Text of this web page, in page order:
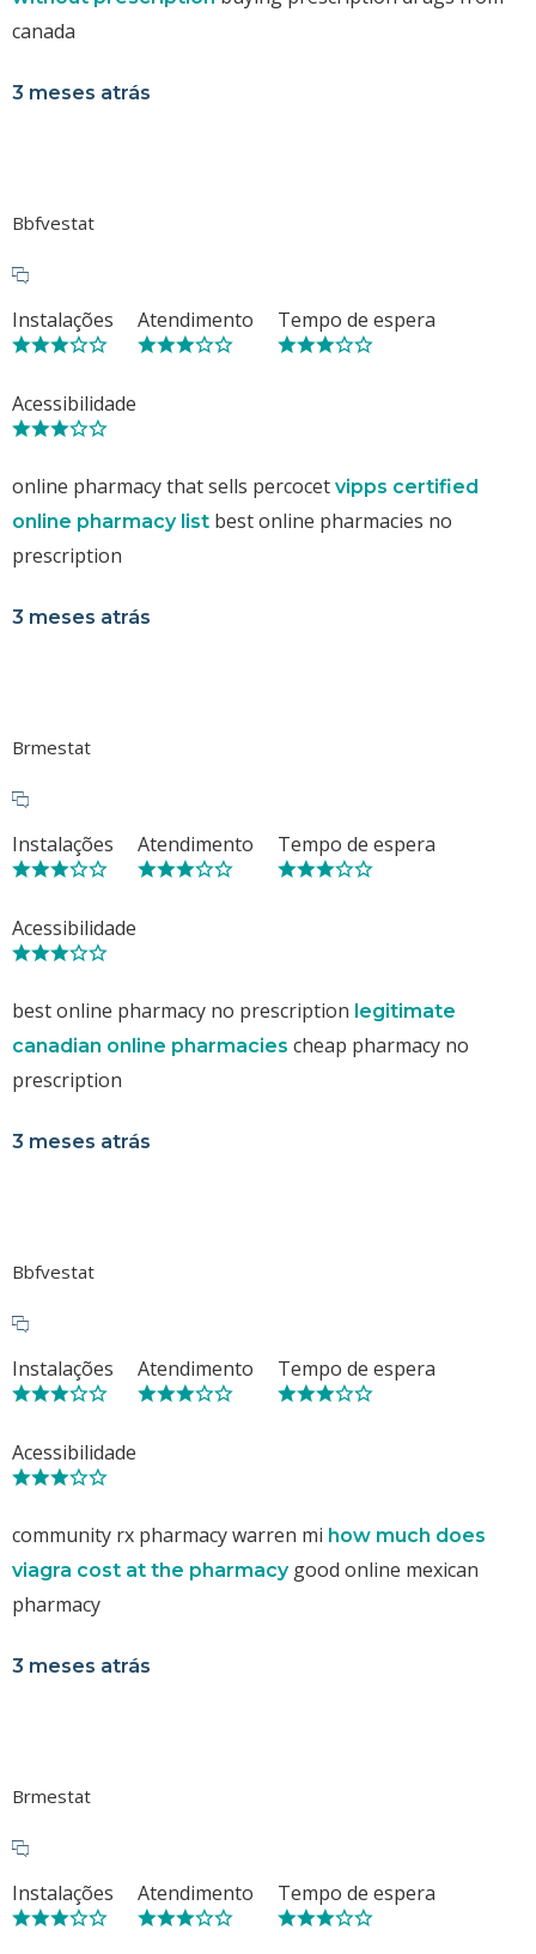
canada
3 meses atrás
Bbfvestat
Instalações Atendimento Tempo de espera
Acessibilidade
online pharmacy that sells percocet vipps certified
online pharmacy list best online pharmacies no
prescription
3 meses atrás
Brmestat
Instalações Atendimento Tempo de espera
Acessibilidade
best online pharmacy no prescription legitimate
canadian online pharmacies cheap pharmacy no
prescription
3 meses atrás
Bbfvestat
Instalações Atendimento Tempo de espera
Acessibilidade
community rx pharmacy warren mi how much does
viagra cost at the pharmacygood online mexican
pharmacy
3 meses atrás
Brmestat
Instalações Atendimento Tempo de espera